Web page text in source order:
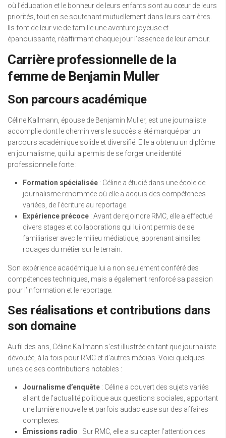
où l’éducation et le bonheur de leurs enfants sont au cœur de leurs
priorités, tout en se soutenant mutuellement dans leurs carrières.
Ils font de leur vie de famille une aventure joyeuse et
épanouissante, réaffirmant chaque jour l’essence de leur amour.
Carrière professionnelle de la
femme de Benjamin Muller
Son parcours académique
Céline Kallmann, épouse de Benjamin Muller, est une journaliste
accomplie dont le chemin vers le succès a été marqué par un
parcours académique solide et diversifié. Elle a obtenu un diplôme
en journalisme, qui lui a permis de se forger une identité
professionnelle forte :
Formation spécialisée : Céline a étudié dans une école de
journalisme renommée où elle a acquis des compétences
variées, de l’écriture au reportage.
Expérience précoce : Avant de rejoindre RMC, elle a effectué
divers stages et collaborations qui lui ont permis de se
familiariser avec le milieu médiatique, apprenant ainsi les
rouages du métier sur le terrain.
Son expérience académique lui a non seulement conféré des
compétences techniques, mais a également renforcé sa passion
pour l’information et le reportage.
Ses réalisations et contributions dans
son domaine
Au fil des ans, Céline Kallmann s’est illustrée en tant que journaliste
dévouée, à la fois pour RMC et d’autres médias. Voici quelques-
unes de ses contributions notables :
Journalisme d’enquête : Céline a couvert des sujets variés
allant de l’actualité politique aux questions sociales, apportant
une lumière nouvelle et parfois audacieuse sur des affaires
complexes.
Émissions radio : Sur RMC, elle a su capter l’attention des